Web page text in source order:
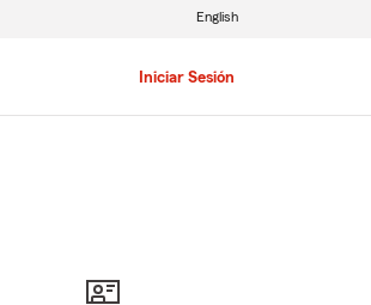
Iniciar Sesión
English